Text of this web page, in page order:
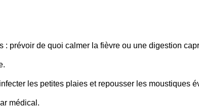
: prévoir de quoi calmer la fièvre ou une digestion
les petites plaies et repousser les moustiques
médical.